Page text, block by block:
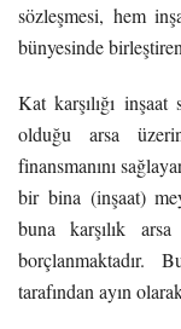
sözleşmesi, hem
bünyesinde
Kat karşılığı
olduğu arsa
finansmanını
bir bina (inşaat)
buna karşılık
borçlanmaktadır.
tarafından ayın